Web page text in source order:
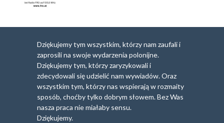
Dziękujemy tym wszystkim, którzy nam zaufali i
zaprosili na swoje wydarzenia polonijne.
Dziękujemy tym, którzy zaryzykowali i
zdecydowali się udzielić nam wywiadów. Oraz
wszystkim tym, którzy nas wspierają w rozmaity
sposób, choćby tylko dobrym słowem. Bez Was
nasza praca nie miałaby sensu.
Dziękujemy.